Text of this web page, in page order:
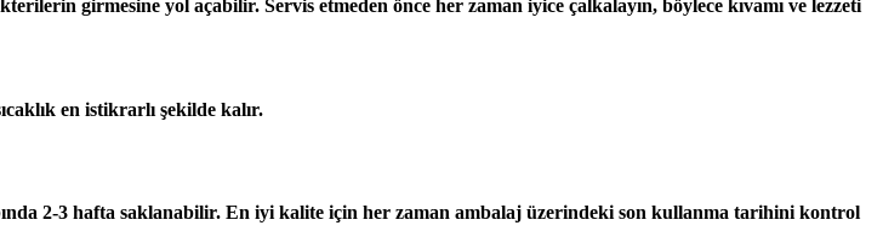
girmesine yol açabilir. Servis etmeden önce her zaman iyice çalkalayın, böylece kıvamı ve lezzeti
en istikrarlı şekilde kalır.
2-3 hafta saklanabilir. En iyi kalite için her zaman ambalaj üzerindeki son kullanma tarihini kontrol